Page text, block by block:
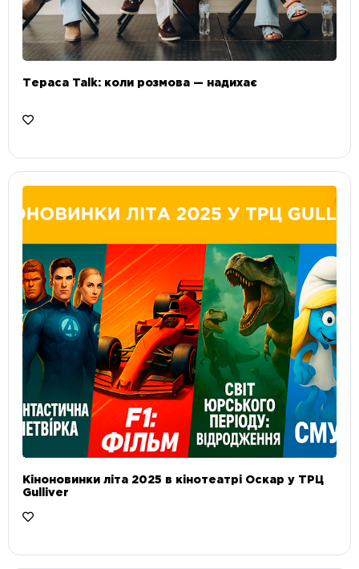
Тераса Talk: коли розмова — надихає
Кіноновинки літа 2025 в кінотеатрі Оскар у ТРЦ
Gulliver